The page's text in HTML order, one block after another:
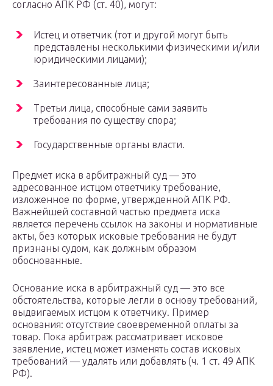
согласно АПК РФ (ст. 40), могут:
Истец и ответчик (тот и другой могут быть
представлены несколькими физическими и/или
юридическими лицами);
Заинтересованные лица;
Третьи лица, способные сами заявить
требования по существу спора;
Государственные органы власти.
Предмет иска в арбитражный суд — это
адресованное истцом ответчику требование,
изложенное по форме, утвержденной АПК РФ.
Важнейшей составной частью предмета иска
является перечень ссылок на законы и нормативные
акты, без которых исковые требования не будут
признаны судом, как должным образом
обоснованные.
Основание иска в арбитражный суд — это все
обстоятельства, которые легли в основу требований,
выдвигаемых истцом к ответчику. Пример
основания: отсутствие своевременной оплаты за
товар. Пока арбитраж рассматривает исковое
заявление, истец может изменять состав исковых
требований — удалять или добавлять (ч. 1 ст. 49 АПК
РФ).